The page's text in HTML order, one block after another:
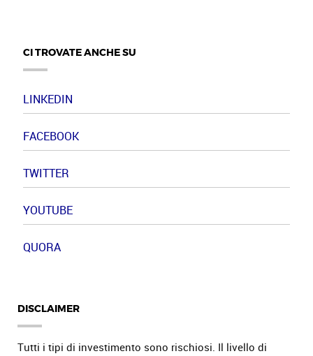
CI TROVATE ANCHE SU
LINKEDIN
FACEBOOK
TWITTER
YOUTUBE
QUORA
DISCLAIMER
Tutti i tipi di investimento sono rischiosi. Il livello di